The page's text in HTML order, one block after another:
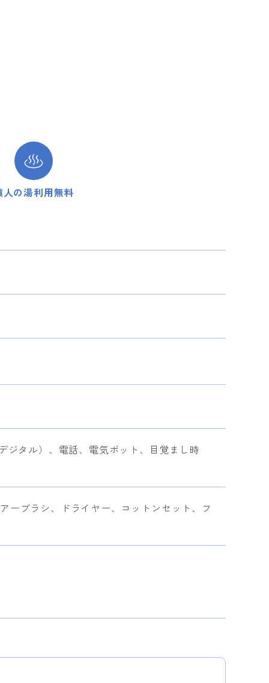
人の湯利用無料
ジタル）、電話、電気ポット、目覚まし時
ーブラシ、ドライヤー、コットンセット、フ